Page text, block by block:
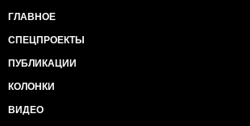
ГЛАВНОЕ
СПЕЦПРОЕКТЫ
ПУБЛИКАЦИИ
КОЛОНКИ
ВИДЕО